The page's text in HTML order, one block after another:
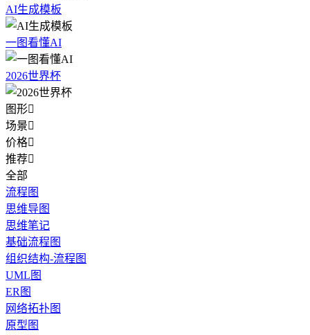
AI生成模板
一图看懂AI
2026世界杯
图形
场景
价格
推荐
全部
流程图
思维导图
思维笔记
基础流程图
组织结构-流程图
UML图
ER图
网络拓扑图
原型图